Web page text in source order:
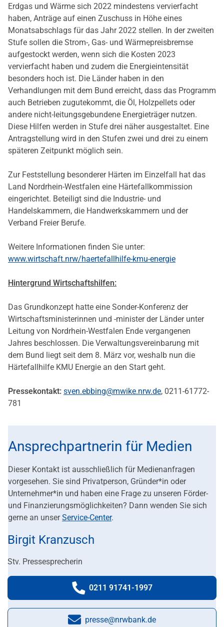
Erdgas und Wärme sich 2022 mindestens vervierfacht
haben, Anträge auf einen Zuschuss in Höhe eines
Monatsabschlags für das Jahr 2022 stellen. In der zweiten
Stufe sollen die Strom-, Gas- und Wärmepreisbremse
aufgestockt werden, wenn sich die Kosten 2023
vervierfacht haben und zudem die Energieintensität
besonders hoch ist. Die Länder haben in den
Verhandlungen mit dem Bund erreicht, dass das Programm
auch Betrieben zugutekommt, die Öl, Holzpellets oder
andere nicht-leitungsgebundene Energieträger nutzen.
Diese Hilfen werden in Stufe drei näher ausgestaltet. Eine
Antragstellung wird in den Stufen zwei und drei zu einem
späteren Zeitpunkt möglich sein.
Zur Feststellung besonderer Härten im Einzelfall hat das
Land Nordrhein-Westfalen eine Härtefallkommission
eingerichtet. Beteiligt sind die Industrie- und
Handelskammern, die Handwerkskammern und der
Verband Freier Berufe.
Weitere Informationen finden Sie unter:
www.wirtschaft.nrw/haertefallhilfe-kmu-energie
Hintergrund Wirtschaftshilfen:
Das Grundkonzept hatte eine Sonder-Konferenz der
Wirtschaftsministerinnen und -minister der Länder unter
Leitung von Nordrhein-Westfalen Ende vergangenen
Jahres beschlossen. Die Verwaltungsvereinbarung mit
dem Bund liegt seit dem 8. März vor, weshalb nun die
Härtefallhilfe KMU Energie an den Start geht.
Pressekontakt: sven.ebbing@mwike.nrw.de, 0211-61772-
781
Ansprechpartnerin für Medien
Dieser Kontakt ist ausschließlich für Medienanfragen
vorgesehen. Sie sind Privatperson, Gründer*in oder
Unternehmer*in und haben eine Frage zu unseren Förder-
und Finanzierungsmöglichkeiten? Dann wenden Sie sich
gerne an unserService-Center.
Birgit Kranzusch
Stv. Pressesprecherin
Telefonnummer:
0211 91741-1997
presse@nrwbank.de